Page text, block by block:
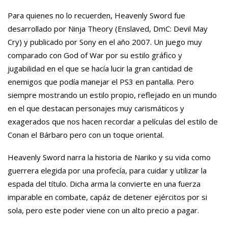
Para quienes no lo recuerden, Heavenly Sword fue
desarrollado por Ninja Theory (Enslaved, DmC: Devil May
Cry) y publicado por Sony en el año 2007. Un juego muy
comparado con God of War por su estilo gráfico y
jugabilidad en el que se hacía lucir la gran cantidad de
enemigos que podía manejar el PS3 en pantalla. Pero
siempre mostrando un estilo propio, reflejado en un mundo
en el que destacan personajes muy carismáticos y
exagerados que nos hacen recordar a películas del estilo de
Conan el Bárbaro pero con un toque oriental.
Heavenly Sword narra la historia de Nariko y su vida como
guerrera elegida por una profecía, para cuidar y utilizar la
espada del título. Dicha arma la convierte en una fuerza
imparable en combate, capáz de detener ejércitos por si
sola, pero este poder viene con un alto precio a pagar.